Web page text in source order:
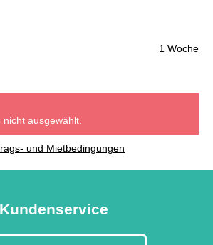
1 Woche
ausgewählt.
und Mietbedingungen
Kundenservice